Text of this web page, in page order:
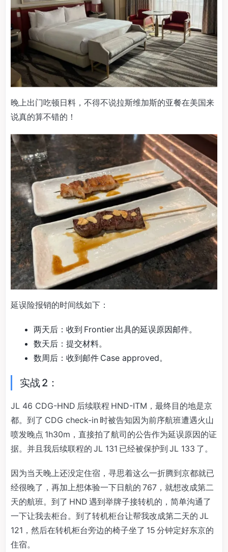
晚上出门吃顿日料，不得不说拉斯维加斯的亚餐在美国来
说真的算不错的！
延误险报销的时间线如下：
两天后：收到 Frontier 出具的延误原因邮件。
数天后：提交材料。
数周后：收到邮件 Case approved。
实战 2：
JL 46 CDG-HND 后续联程 HND-ITM，最终目的地是京
都。到了 CDG check-in 时被告知因为前序航班遭遇火山
喷发晚点 1h30m，直接拍了航司的公告作为延误原因的证
据。并且我后续联程的 JL 131 已经被保护到 JL 133 了。
因为当天晚上还没定住宿，寻思着这么一折腾到京都就已
经很晚了，再加上想体验一下日航的 767，就想改成第二
天的航班。到了 HND 遇到举牌子接转机的，简单沟通了
一下让我去柜台。到了转机柜台让帮我改成第二天的 JL
121，然后在转机柜台旁边的椅子坐了 15 分钟定好东京的
住宿。